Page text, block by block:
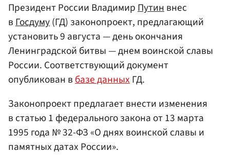
Президент России ВладимирПутинвнес
вГосдуму(ГД) законопроект, предлагающий
установить 9 августа — день окончания
Ленинградской битвы — днем воинской славы
России. Соответствующий документ
опубликован вбазе данныхГД.
Законопроект предлагает внести изменения
в статью 1 федерального закона от 13 марта
1995 года № 32-ФЗ «О днях воинской славы и
памятных датах России».